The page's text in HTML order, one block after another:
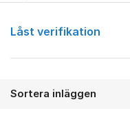
Alla inlägg
Låst verifikation
Sortera inläggen